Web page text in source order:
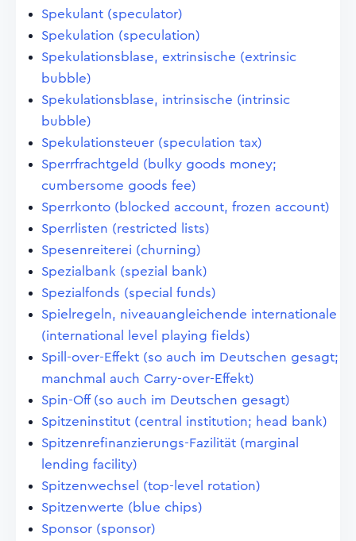
Spekulant (speculator)
Spekulation (speculation)
Spekulationsblase, extrinsische (extrinsic
bubble)
Spekulationsblase, intrinsische (intrinsic
bubble)
Spekulationsteuer (speculation tax)
Sperrfrachtgeld (bulky goods money;
cumbersome goods fee)
Sperrkonto (blocked account, frozen account)
Sperrlisten (restricted lists)
Spesenreiterei (churning)
Spezialbank (spezial bank)
Spezialfonds (special funds)
Spielregeln, niveauangleichende internationale
(international level playing fields)
Spill-over-Effekt (so auch im Deutschen gesagt;
manchmal auch Carry-over-Effekt)
Spin-Off (so auch im Deutschen gesagt)
Spitzeninstitut (central institution; head bank)
Spitzenrefinanzierungs-Fazilität (marginal
lending facility)
Spitzenwechsel (top-level rotation)
Spitzenwerte (blue chips)
Sponsor (sponsor)